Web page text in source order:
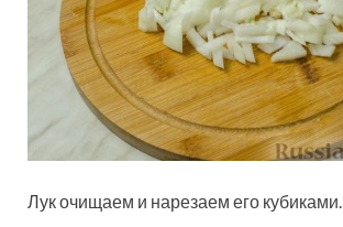
Лук очищаем и нарезаем его кубиками.